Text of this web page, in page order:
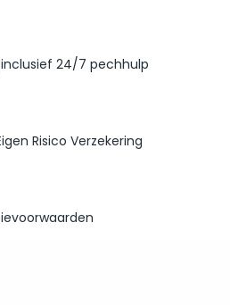
24/7 pechhulp
Risico Verzekering